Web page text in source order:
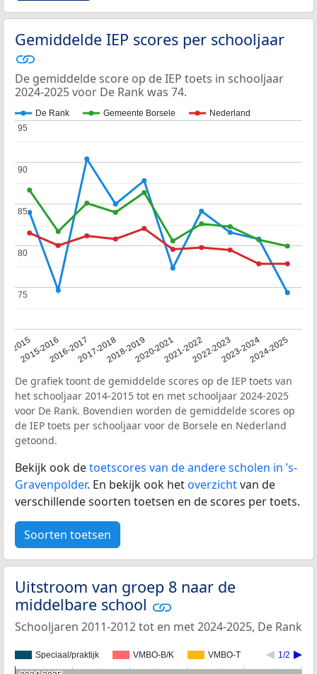
Gemiddelde IEP scores per schooljaar
De gemiddelde score op de IEP toets in schooljaar
2024-2025 voor De Rank was 74.
De Rank Gemeente Borsele Nederland
2015
2015-20162016-20172017-20182018-20192020-20212021-20222022-20232023-20242024-2025
75
75
80
80
85
85
90
90
95
95
De grafiek toont de gemiddelde scores op de IEP toets van
het schooljaar 2014-2015 tot en met schooljaar 2024-2025
voor De Rank. Bovendien worden de gemiddelde scores op
de IEP toets per schooljaar voor de Borsele en Nederland
getoond.
Bekijk ook detoetscores van de andere scholen in ’s-
Gravenpolder. En bekijk ook hetoverzichtvan de
verschillende soorten toetsen en de scores per toets.
Soorten toetsen
Uitstroom van groep 8 naar de
middelbare school
Schooljaren 2011-2012 tot en met 2024-2025, De Rank
Speciaal/praktijk VMBO-B/K VMBO-T 1/2